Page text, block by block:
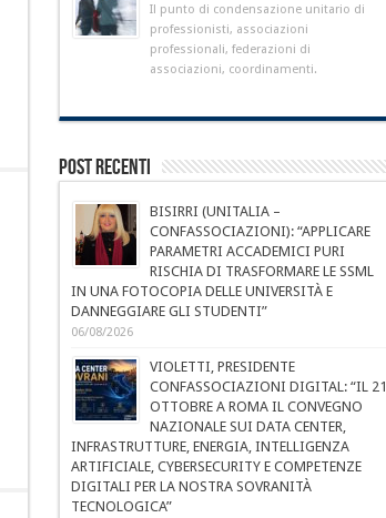
Il punto di condensazione unitario di
professionisti, associazioni
professionali, federazioni di
associazioni, coordinamenti.
Post Recenti
BISIRRI (UNITALIA –
CONFASSOCIAZIONI): “APPLICARE
PARAMETRI ACCADEMICI PURI
RISCHIA DI TRASFORMARE LE SSML
IN UNA FOTOCOPIA DELLE UNIVERSITÀ E
DANNEGGIARE GLI STUDENTI”
06/08/2026
VIOLETTI, PRESIDENTE
CONFASSOCIAZIONI DIGITAL: “IL 21
OTTOBRE A ROMA IL CONVEGNO
NAZIONALE SUI DATA CENTER,
INFRASTRUTTURE, ENERGIA, INTELLIGENZA
ARTIFICIALE, CYBERSECURITY E COMPETENZE
DIGITALI PER LA NOSTRA SOVRANITÀ
TECNOLOGICA”